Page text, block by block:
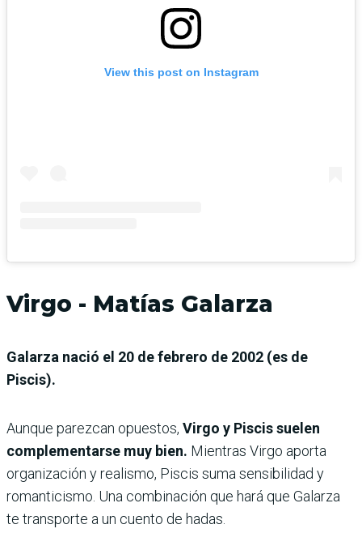
View this post on Instagram
Virgo - Matías Galarza
Galarza nació el 20 de febrero de 2002 (es de
Piscis).
Aunque parezcan opuestos, Virgo y Piscis suelen
complementarse muy bien. Mientras Virgo aporta
organización y realismo, Piscis suma sensibilidad y
romanticismo. Una combinación que hará que Galarza
te transporte a un cuento de hadas.